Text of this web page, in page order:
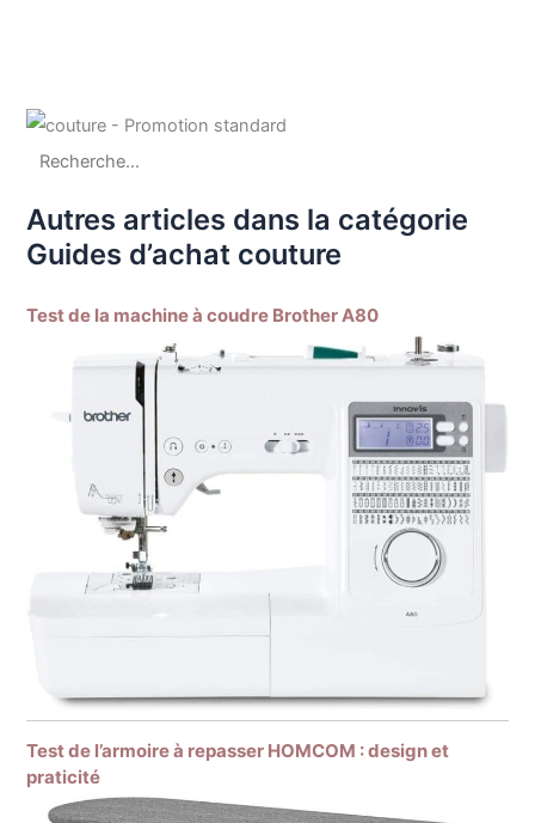
Autres articles dans la catégorie
Guides d’achat couture
Test de la machine à coudre Brother A80
Test de l’armoire à repasser HOMCOM : design et
praticité